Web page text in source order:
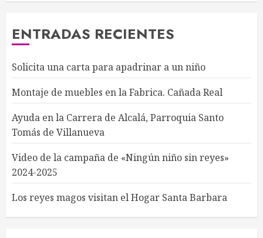
ENTRADAS RECIENTES
Solicita una carta para apadrinar a un niño
Montaje de muebles en la Fabrica. Cañada Real
Ayuda en la Carrera de Alcalá, Parroquia Santo
Tomás de Villanueva
Video de la campaña de «Ningún niño sin reyes»
2024-2025
Los reyes magos visitan el Hogar Santa Barbara